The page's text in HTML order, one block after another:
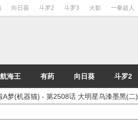
向日葵 斗罗2 斗罗3 火影 一拳超人
航海王 有药 向日葵 斗罗2
A梦(机器猫) - 第2508话 大明星乌漆墨黑(二)